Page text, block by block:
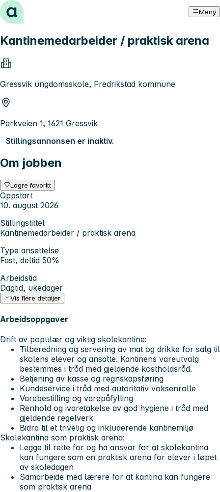
Hopp til innhold Meny
Kantinemedarbeider / praktisk arena
Gressvik ungdomsskole, Fredrikstad kommune
Parkveien 1, 1621 Gressvik
Stillingsannonsen er inaktiv.
Om jobben
Lagre favoritt
Oppstart
10. august 2026
Stillingstittel
Kantinemedarbeider / praktisk arena
Type ansettelse
Fast, deltid 50%
Arbeidstid
Dagtid, ukedager
Vis flere detaljer
Arbeidsoppgaver
Drift av populær og viktig skolekantine:
Tilberedning og servering av mat og drikke for salg til
skolens elever og ansatte. Kantinens vareutvalg
bestemmes i tråd med gjeldende kostholdsråd.
Betjening av kasse og regnskapsføring
Kundeservice i tråd med autoritativ voksenrolle
Varebestilling og varepåfylling
Renhold og ivaretakelse av god hygiene i tråd med
gjeldende regelverk
Bidra til et trivelig og inkluderende kantinemiljø
Skolekantina som praktisk arena:
Legge til rette for og ha ansvar for at skolekantina
kan fungere som en praktisk arena for elever i løpet
av skoledagen
Samarbeide med lærere for at kantina kan fungere
som praktisk arena